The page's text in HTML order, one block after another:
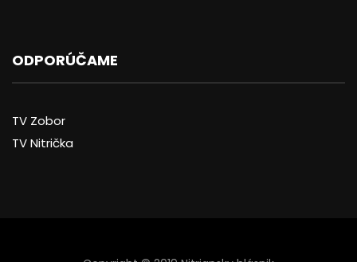
ODPORÚČAME
TV Zobor
TV Nitrička